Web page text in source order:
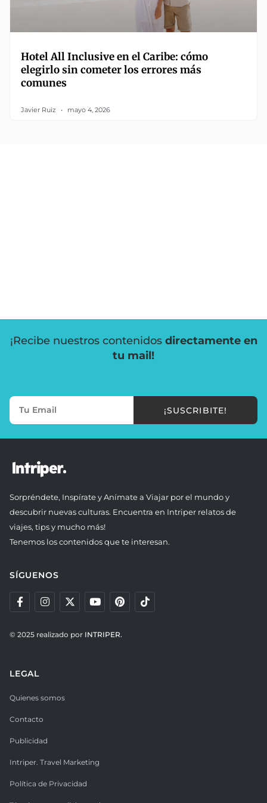
Hotel All Inclusive en el Caribe: cómo
elegirlo sin cometer los errores más
comunes
Javier Ruiz mayo 4, 2026
¡Recibe nuestros contenidos directamente en
tu mail!
¡SUSCRIBITE!
Sorpréndete, Inspírate y Anímate a Viajar por el mundo y
descubrir nuevas culturas. Encuentra en Intriper relatos de
viajes, tips y mucho más!
Tenemos los contenidos que te interesan.
SÍGUENOS
© 2025 realizado por INTRIPER.
LEGAL
Quienes somos
Contacto
Publicidad
Intriper. Travel Marketing
Política de Privacidad